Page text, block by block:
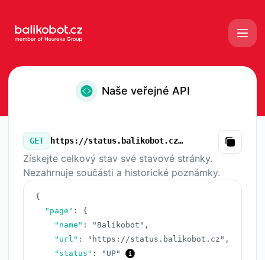
Naše veřejné API
GET https://status.balikobot.cz/v3/summary.json
Copy
Získejte celkový stav své stavové stránky.
Nezahrnuje součásti a historické poznámky.
{
"page" :
{
"name" : "Balíkobot" ,
"url" : "https://status.balikobot.cz" ,
"status" :
"UP"